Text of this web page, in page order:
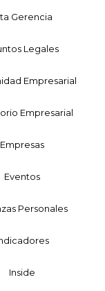
Gerencia
Legales
Empresarial
Empresarial
Empresas
Eventos
Personales
Inside